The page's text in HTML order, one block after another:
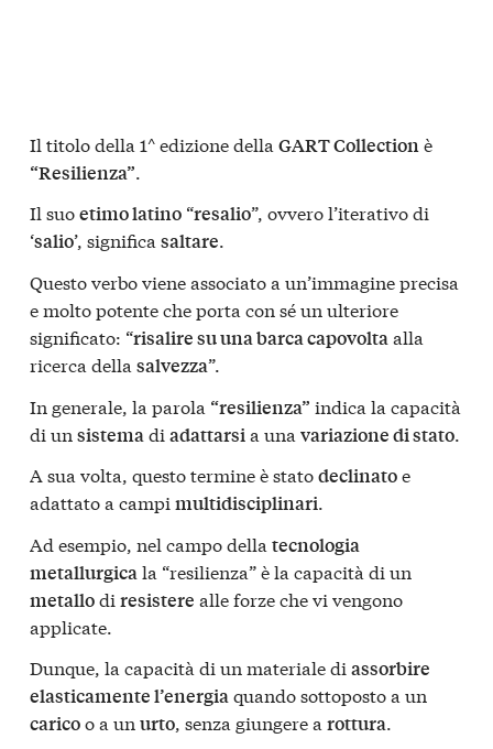
Il titolo della 1^ edizione della GART Collectionè
“Resilienza”.
Il suoetimo latino “resalio”, ovvero l’iterativo di
‘salio’, significa saltare.
Questo verbo viene associato a un’immagine precisa
e molto potente che porta con sé un ulteriore
significato: “risalire su una barca capovoltaalla
ricerca della salvezza”.
In generale, la parola “resilienza” indica la capacità
di un sistemadi adattarsia una variazione di stato.
A sua volta, questo termine è statodeclinatoe
adattato a campi multidisciplinari.
Ad esempio, nel campo della tecnologia
metallurgicala “resilienza” è la capacità di un
metallodi resistere alle forze che vi vengono
applicate.
Dunque, la capacità di un materiale di assorbire
elasticamente l’energiaquando sottoposto a un
caricoo a un urto, senza giungere a rottura.